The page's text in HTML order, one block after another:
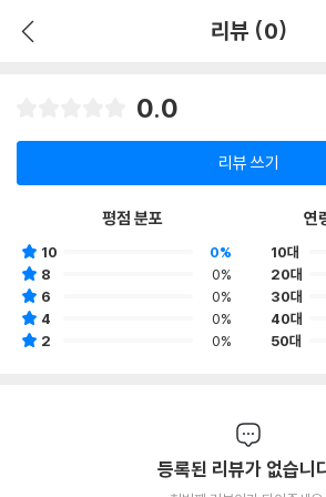
리뷰 (0)
0.0
리뷰 쓰기
평점 분포
10
0%
8
0%
6
0%
4
0%
2
0%
연
10대
20대
30대
40대
50대
등록된 리뷰가 없습니